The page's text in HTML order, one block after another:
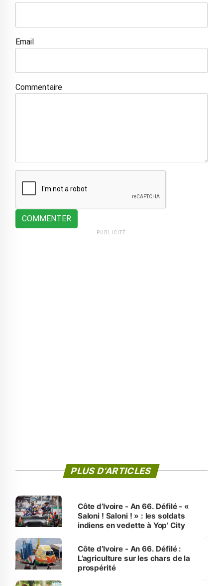
Email
Commentaire
COMMENTER
PUBLICITÉ
PLUS D'ARTICLES
Côte d’Ivoire - An 66. Défilé - «
Saloni ! Saloni ! » : les soldats
indiens en vedette à Yop’ City
Côte d’Ivoire - An 66. Défilé :
L’agriculture sur les chars de la
prospérité